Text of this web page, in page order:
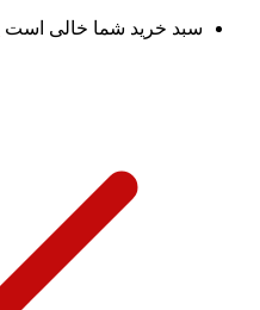
سبد خرید شما خالی است